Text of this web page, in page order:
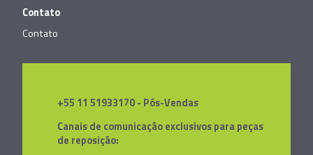
Contato
Contato
+55 11 51933170 - Pós-Vendas
Canais de comunicação exclusivos para peças
de reposição: